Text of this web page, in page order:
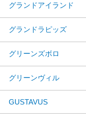
グランドアイランド
グランドラピッズ
グリーンズボロ
グリーンヴィル
GUSTAVUS